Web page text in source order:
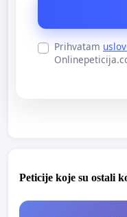
Prihvatam
Peticije koje su ostali